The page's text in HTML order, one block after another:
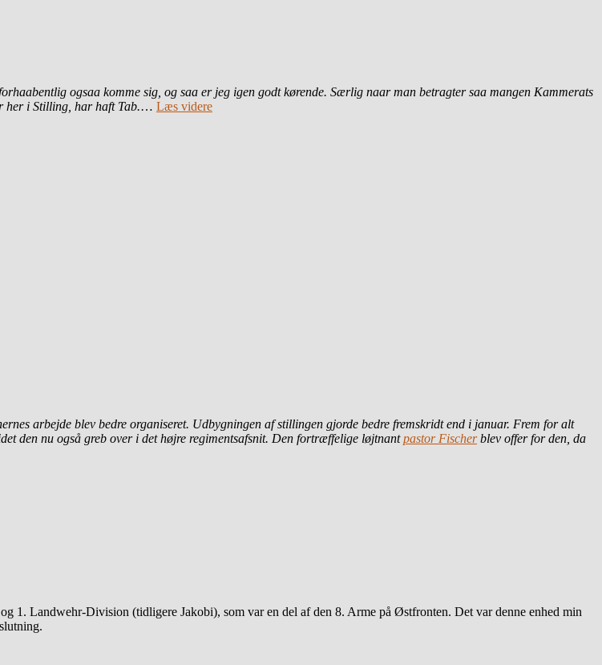
ogsaa komme sig, og saa er jeg igen godt kørende. Særlig naar man betragter saa mangen Kammerats
her i Stilling, har haft Tab.… Læs videre
arbejde blev bedre organiseret. Udbygningen af stillingen gjorde bedre fremskridt end i januar. Frem for alt
den nu også greb over i det højre regimentsafsnit. Den fortræffelige løjtnantpastor Fischerblev offer for den, da
1. Landwehr-Division (tidligere Jakobi), som var en del af den 8. Arme på Østfronten. Det var denne enhed min